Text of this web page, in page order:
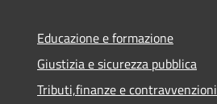
Educazione e formazione
Giustizia e sicurezza pubblica
Tributi,finanze e contravvenzioni